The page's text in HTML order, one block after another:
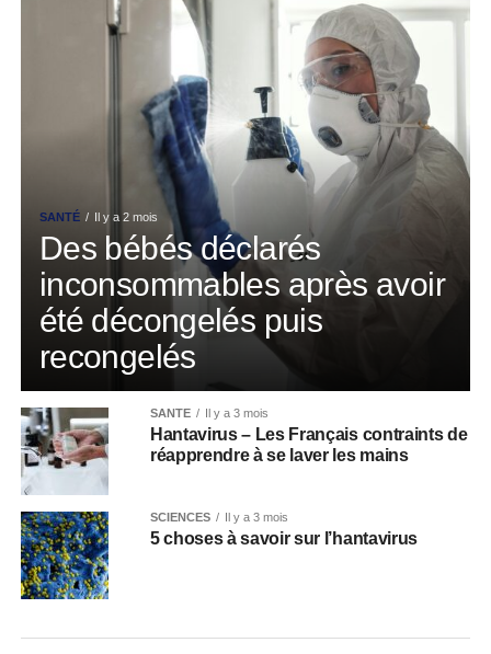
SANTÉ Il y a 2 mois
Des bébés déclarés
inconsommables après avoir
été décongelés puis
recongelés
SANTÉ Il y a 3 mois
Hantavirus – Les Français contraints de
réapprendre à se laver les mains
SCIENCES Il y a 3 mois
5 choses à savoir sur l’hantavirus